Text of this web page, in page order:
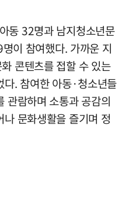
동 32명과 남지청소년문
이 참여했다. 가까운 지
콘텐츠를 접할 수 있는
다. 참여한 아동·청소년들
관람하며 소통과 공감의
문화생활을 즐기며 정